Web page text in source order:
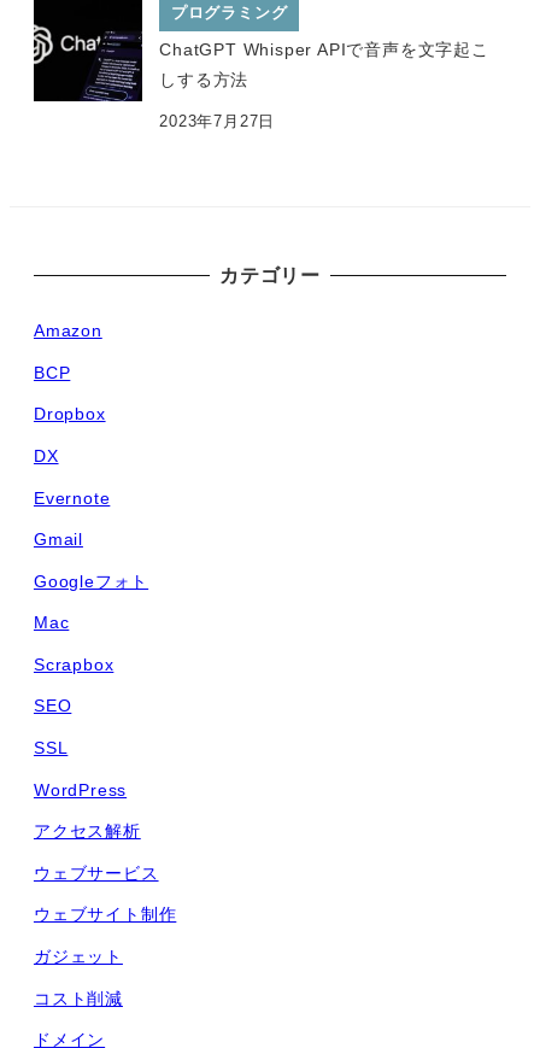
プログラミング
ChatGPT Whisper APIで音声を文字起こ
しする方法
2023年7月27日
カテゴリー
Amazon
BCP
Dropbox
DX
Evernote
Gmail
Googleフォト
Mac
Scrapbox
SEO
SSL
WordPress
アクセス解析
ウェブサービス
ウェブサイト制作
ガジェット
コスト削減
ドメイン